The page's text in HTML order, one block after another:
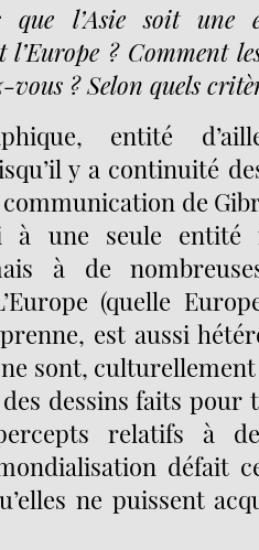
que l’Asie soit une
? Comment
vous ? Selon quels
entité
y a continuité
communication de
à une seule
à de
(quelle
est aussi
sont,
dessins faits pour
relatifs à
défait
ne puissent